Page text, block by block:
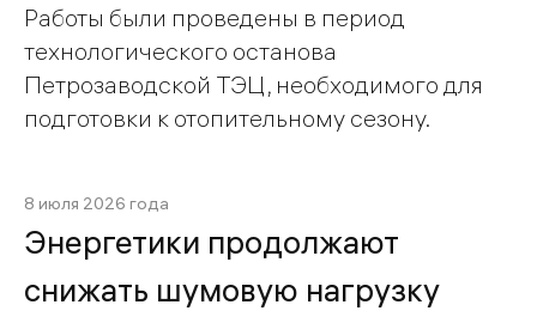
Работы были проведены в период
технологического останова
Петрозаводской ТЭЦ, необходимого для
подготовки к отопительному сезону.
8 июля 2026 года
Энергетики продолжают
снижать шумовую нагрузку